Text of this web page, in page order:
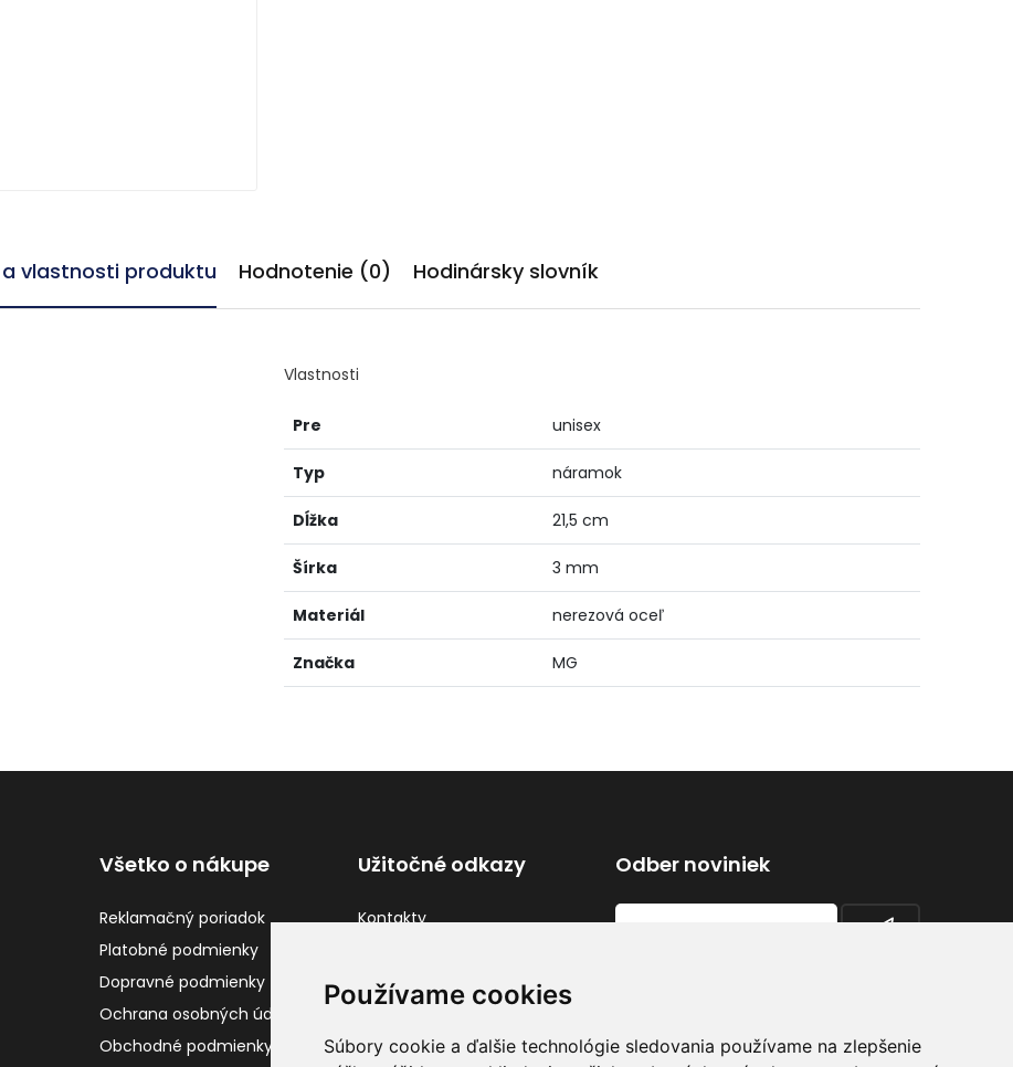
Používame cookies
Súbory cookie a ďalšie technológie sledovania používame na zlepšenie
a vlastnosti produktu Hodnotenie (0) Hodinársky slovník
Vlastnosti
Pre unisex
Typ náramok
Dĺžka 21,5 cm
Šírka 3 mm
Materiál nerezová oceľ
Značka MG
Všetko o nákupe
Reklamačný poriadok
Platobné podmienky
Dopravné podmienky
Ochrana osobných údajov
Obchodné podmienky
Užitočné odkazy
Kontakty
Gravírovanie
Odber noviniek